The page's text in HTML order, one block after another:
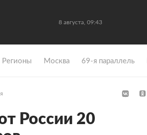
8 августа, 09:43
Регионы Москва 69-я параллель
России 20